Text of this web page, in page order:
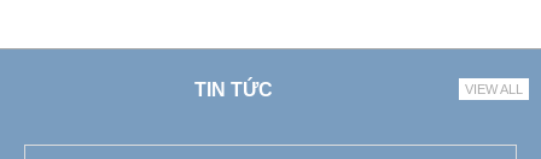
TIN TỨC VIEW ALL